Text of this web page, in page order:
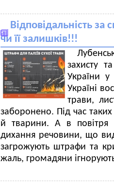
Відповідальність за
чи її залишків!!!
захисту
України у
Україні
трави,
заборонено. Під час
й тварини. А в повітря
дихання речовини, що
загрожують штрафи та
жаль, громадяни